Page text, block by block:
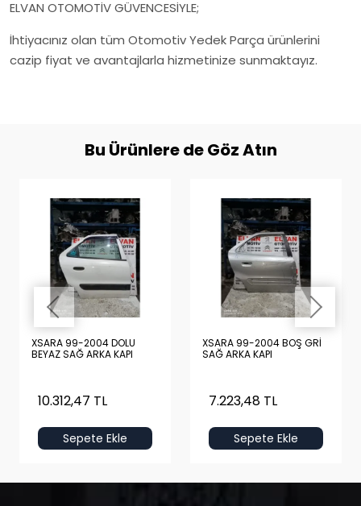
ELVAN OTOMOTİV GÜVENCESİYLE;
İhtiyacınız olan tüm Otomotiv Yedek Parça ürünlerini
cazip fiyat ve avantajlarla hizmetinize sunmaktayız.
Bu Ürünlere de Göz Atın
XSARA 99-2004 DOLU
BEYAZ SAĞ ARKA KAPI
10.312,47 TL
Sepete Ekle
XSARA 99-2004 BOŞ GRİ
SAĞ ARKA KAPI
7.223,48 TL
Sepete Ekle